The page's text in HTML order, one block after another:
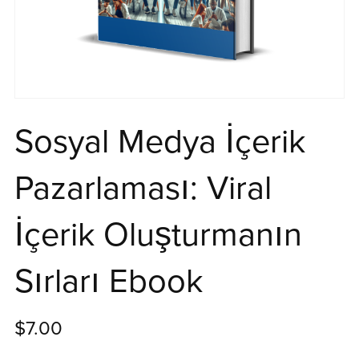
Sosyal Medya İçerik
Pazarlaması: Viral
İçerik Oluşturmanın
Sırları Ebook
$7.00